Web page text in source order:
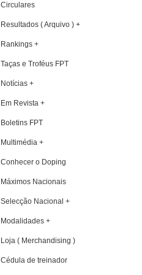
Circulares
Resultados ( Arquivo ) +
Rankings +
Taças e Troféus FPT
Notícias +
Em Revista +
Boletins FPT
Multimédia +
Conhecer o Doping
Máximos Nacionais
Selecção Nacional +
Modalidades +
Loja ( Merchandising )
Cédula de treinador